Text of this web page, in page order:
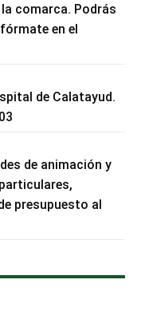
la comarca. Podrás
en el
de Calatayud.
de animación y
presupuesto al